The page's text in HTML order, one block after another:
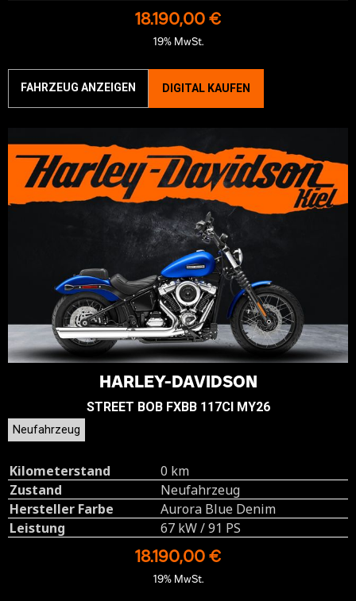
18.190,00 €
19% MwSt.
FAHRZEUG ANZEIGEN DIGITAL KAUFEN
HARLEY-DAVIDSON
STREET BOB FXBB 117CI MY26
Neufahrzeug
Kilometerstand
0 km
Zustand
Neufahrzeug
Hersteller Farbe
Aurora Blue Denim
Leistung
67 kW / 91 PS
18.190,00 €
19% MwSt.